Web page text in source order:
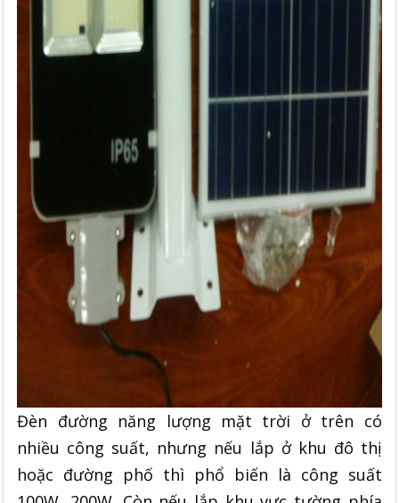
Đèn đường năng lượng mặt trời ở trên có
nhiều công suất, nhưng nếu lắp ở khu đô thị
hoặc đường phố thì phổ biến là công suất